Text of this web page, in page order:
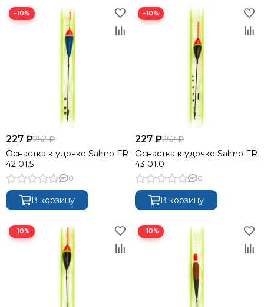
−10%
227 ₽252 ₽
Оснастка к удочке Salmo FR
42 01.5
0
В корзину
−10%
227 ₽252 ₽
Оснастка к удочке Salmo FR
43 01.0
0
В корзину
−10% −10%